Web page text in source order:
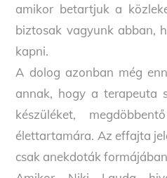
amikor betartjuk a
biztosak vagyunk abban,
kapni.
A dolog azonban még
annak, hogy a terapeuta
készüléket,
élettartamára. Az effajta
csak anekdoták